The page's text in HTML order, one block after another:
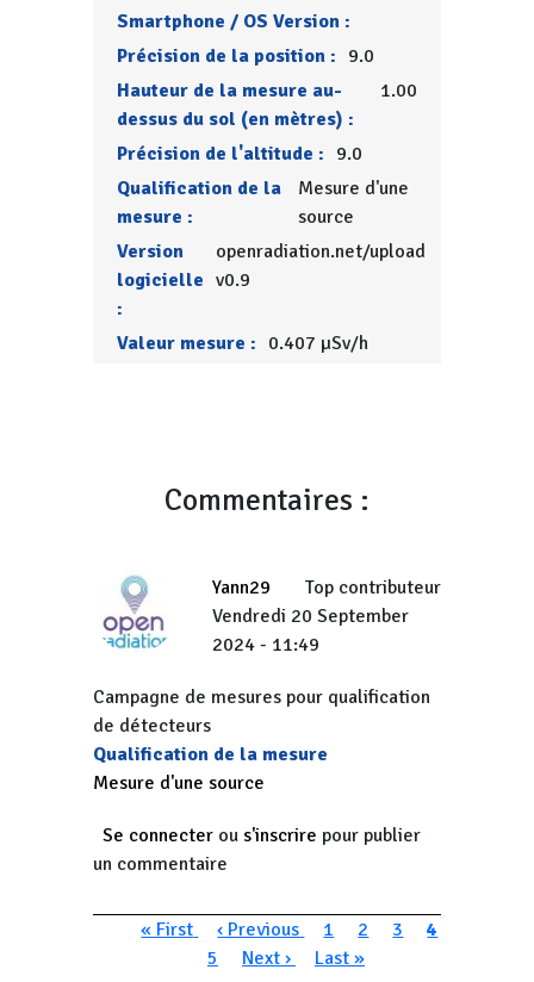
Smartphone / OS Version :
Précision de la position : 9.0
Hauteur de la mesure au-
dessus du sol (en mètres) :
1.00
Précision de l'altitude : 9.0
Qualification de la
mesure :
Mesure d'une
source
Version
logicielle
:
openradiation.net/upload
v0.9
Valeur mesure : 0.407 µSv/h
Commentaires :
Yann29
Top contributeur
Vendredi 20 September
2024 - 11:49
Campagne de mesures pour qualification
de détecteurs
Qualification de la mesure
Mesure d'une source
Se connecter ou s'inscrire pour publier
un commentaire
Pagination
Première page
« First Page précédente
‹ Previous Page
1 Page
2 Page
3 Page
4
Page
5 Page suivante
Next › Dernière page
Last »